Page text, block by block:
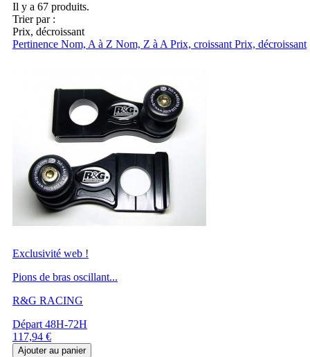
Il y a 67 produits.
Trier par :
Prix, décroissant
Pertinence Nom, A à Z Nom, Z à A Prix, croissant Prix, décroissant
Exclusivité web !
Pions de bras oscillant...
R&G RACING
Départ 48H-72H
Prix
117,94 €
Ajouter au panier